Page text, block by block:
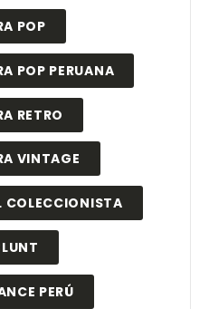
POP
POP PERUANA
RETRO
VINTAGE
COLECCIONISTA
PERÚ